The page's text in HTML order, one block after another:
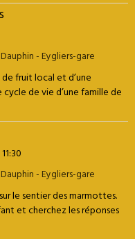
- Eygliers-gare
de fruit local et d’une
de vie d’une famille de
- Eygliers-gare
le sentier des marmottes.
et cherchez les réponses